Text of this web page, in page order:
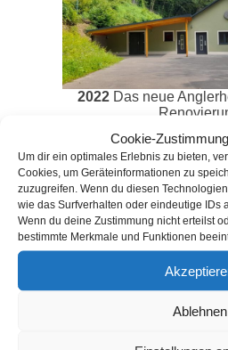
Cookie-
Um dir ein optimales Erlebnis zu bieten,
Cookies, um Geräteinformationen zu
zuzugreifen. Wenn du diesen
wie das Surfverhalten oder eindeutige IDs
Wenn du deine Zustimmung nicht erteilst
bestimmte Merkmale und Funktionen
Ablehnen
2022 Das neue
Aus einem alten
Schießstand wurde ein
Mehrzweckgebäude mit
dem sich auch ein
Grillhütte befindet,
werden auch die Bilder